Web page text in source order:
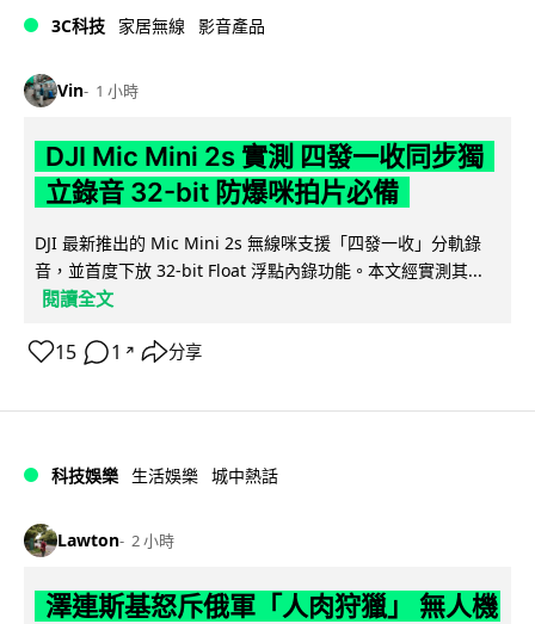
3C科技 家居無線 影音產品
Vin 1 小時
DJI Mic Mini 2s 實測 四發一收同步獨
立錄音 32-bit 防爆咪拍片必備
DJI 最新推出的 Mic Mini 2s 無線咪支援「四發一收」分軌錄
音，並首度下放 32-bit Float 浮點內錄功能。本文經實測其...
閱讀全文
15 1 ↗ 分享
科技娛樂 生活娛樂 城中熱話
Lawton 2 小時
澤連斯基怒斥俄軍「人肉狩獵」 無人機